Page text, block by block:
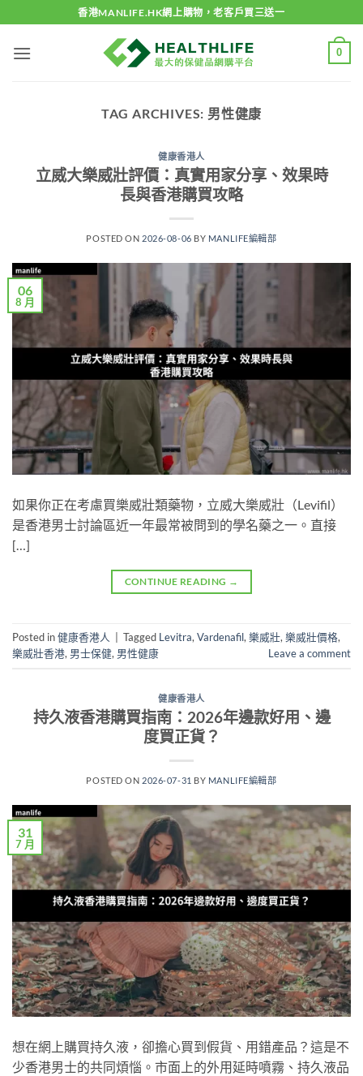
to
content
香港MANLIFE.HK網上購物，老客戶買三送一
0
TAG ARCHIVES: 男性健康
健康香港人
立威大樂威壯評價：真實用家分享、效果時
長與香港購買攻略
POSTED ON 2026-08-06 BY MANLIFE編輯部
06
8 月
如果你正在考慮買樂威壯類藥物，立威大樂威壯（Levifil）
是香港男士討論區近一年最常被問到的學名藥之一。直接
[…]
CONTINUE READING →
Posted in健康香港人 Tagged Levitra,Vardenafil,樂威壯,樂威壯價格,
樂威壯香港, 男士保健, 男性健康 Leave a comment
健康香港人
持久液香港購買指南：2026年邊款好用、邊
度買正貨？
POSTED ON 2026-07-31 BY MANLIFE編輯部
31
7 月
想在網上購買持久液，卻擔心買到假貨、用錯產品？這是不
少香港男士的共同煩惱。市面上的外用延時噴霧、持久液品